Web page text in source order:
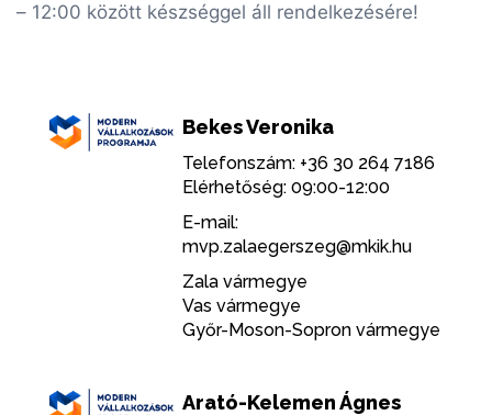
– 12:00 között készséggel áll rendelkezésére!
Bekes Veronika
Telefonszám: +36 30 264 7186
Elérhetőség: 09:00-12:00
E-mail:
mvp.zalaegerszeg@mkik.hu
Zala vármegye
Vas vármegye
Győr-Moson-Sopron vármegye
Arató-Kelemen Ágnes